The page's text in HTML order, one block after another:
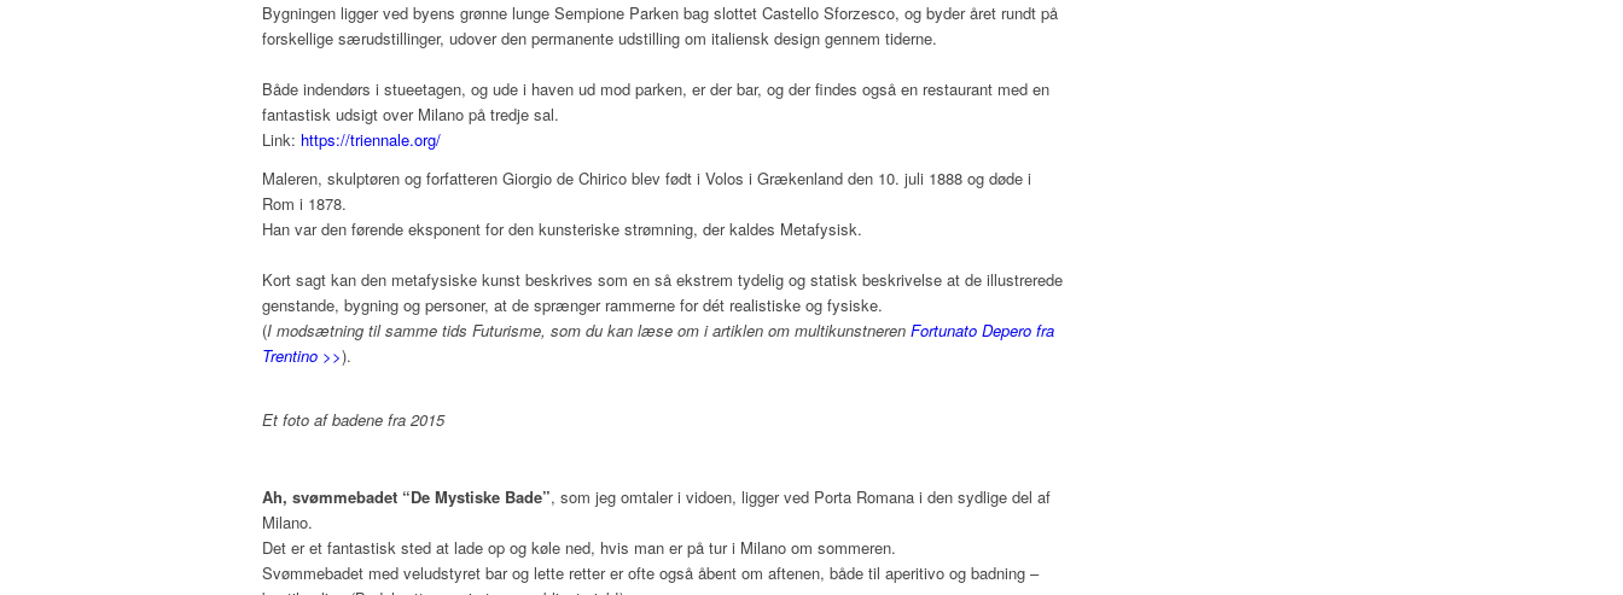
Bygningen ligger ved byens grønne lunge Sempione Parken bag slottet Castello Sforzesco, og byder året rundt på
forskellige særudstillinger, udover den permanente udstilling om italiensk design gennem tiderne.
Både indendørs i stueetagen, og ude i haven ud mod parken, er der bar, og der findes også en restaurant med en
fantastisk udsigt over Milano på tredje sal.
Link: https://triennale.org/
Maleren, skulptøren og forfatteren Giorgio de Chirico blev født i Volos i Grækenland den 10. juli 1888 og døde i
Rom i 1878.
Han var den førende eksponent for den kunsteriske strømning, der kaldes Metafysisk.
Kort sagt kan den metafysiske kunst beskrives som en så ekstrem tydelig og statisk beskrivelse at de illustrerede
genstande, bygning og personer, at de sprænger rammerne for dét realistiske og fysiske.
(I modsætning til samme tids Futurisme, som du kan læse om i artiklen om multikunstneren Fortunato Depero fra
Trentino >>).
Et foto af badene fra 2015
Ah, svømmebadet “De Mystiske Bade”, som jeg omtaler i vidoen, ligger ved Porta Romana i den sydlige del af
Milano.
Det er et fantastisk sted at lade op og køle ned, hvis man er på tur i Milano om sommeren.
Svømmebadet med veludstyret bar og lette retter er ofte også åbent om aftenen, både til aperitivo og badning –